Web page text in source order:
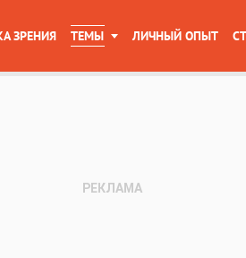
ЗРЕНИЯ ТЕМЫ ЛИЧНЫЙ ОПЫТ